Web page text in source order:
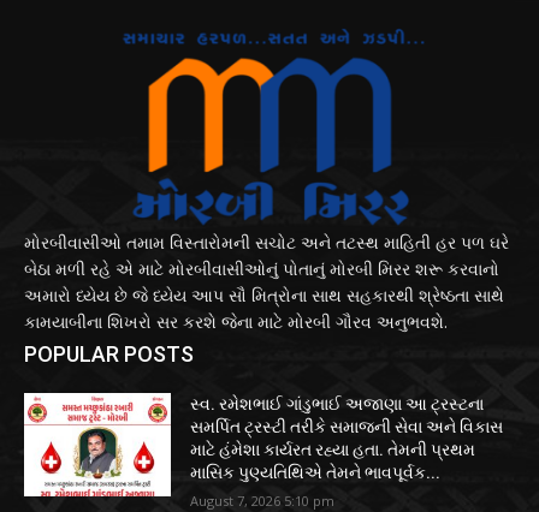
મોરબીવાસીઓ તમામ વિસ્તારોમની સચોટ અને તટસ્થ માહિતી હર પળ ઘરે
બેઠા મળી રહે એ માટે મોરબીવાસીઓનું પોતાનું મોરબી મિરર શરૂ કરવાનો
અમારો ધ્યેય છે જે ધ્યેય આપ સૌ મિત્રોના સાથ સહકારથી શ્રેષ્ઠતા સાથે
કામયાબીના શિખરો સર કરશે જેના માટે મોરબી ગૌરવ અનુભવશે.
POPULAR POSTS
સ્વ. રમેશભાઈ ગાંડુભાઈ અજાણા આ ટ્રસ્ટના
સમર્પિત ટ્રસ્ટી તરીકે સમાજની સેવા અને વિકાસ
માટે હંમેશા કાર્યરત રહ્યા હતા. તેમની પ્રથમ
માસિક પુણ્યતિથિએ તેમને ભાવપૂર્વક...
August 7, 2026 5:10 pm